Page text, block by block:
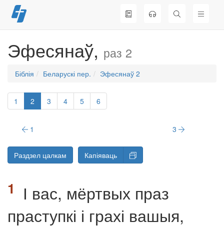
Перайсці
да
Эфесянаў, раз 2
Біблія Беларускі пер. Эфесянаў 2
1 2 3 4 5 6
1 3
Раздзел цалкам Капіяваць
І вас, мёртвых праз
праступкі і грахі вашыя,